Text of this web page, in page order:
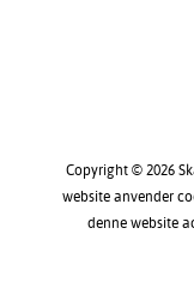
Copyright © 2026
website anvender
denne website